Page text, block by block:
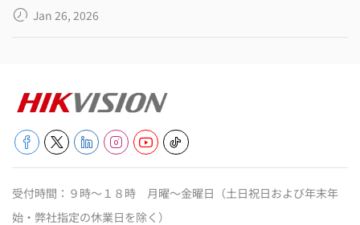
Jan 26, 2026
受付時間：９時～１８時 月曜～金曜日（土日祝日および年末年
始・弊社指定の休業日を除く）